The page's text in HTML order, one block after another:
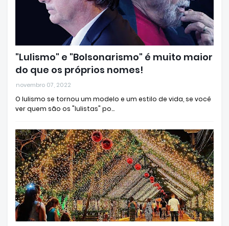
"Lulismo" e "Bolsonarismo" é muito maior
do que os próprios nomes!
novembro 07, 2022
O lulismo se tornou um modelo e um estilo de vida, se você
ver quem são os "lulistas" po…